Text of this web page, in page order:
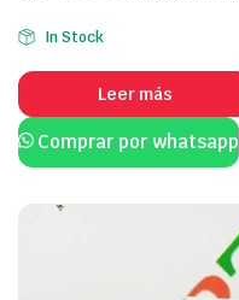
In Stock
Leer más
Comprar por whatsapp